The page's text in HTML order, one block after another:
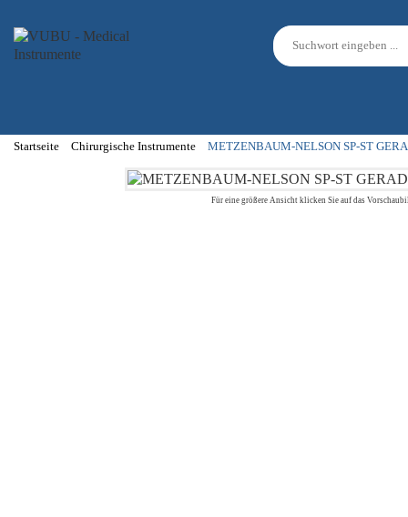
Startseite Chirurgische Instrumente METZENBAUM-NELSON SP-ST
Für eine größere Ansicht klicken Sie auf das